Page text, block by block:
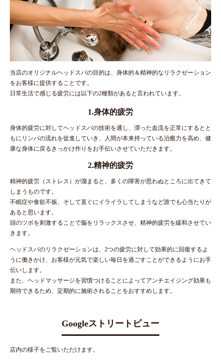
当店のオリジナルヘッドスパの目的は、身体的＆精神的なリラクゼーション
をお客様に提供することです。
日常生活で感じる疲労には以下の2種類があると言われています。
1.身体的疲労
身体的疲労に対してヘッドスパの技術を通し、滞った血流を正常にするとと
もにリンパの流れを促進していき、
人間が本来持っている治癒力を高め、健
康な身体に戻るきっかけ作りをお手伝いさせていただきます。
2.精神的疲労
精神的疲労（ストレス）が溜まると、多くの障害が思わぬところに出てきて
しまうものです。
不眠症や食欲不振、そして直ぐにイライラしてしまうなど誰でも心当たりが
あると思います。
頭のツボを刺激することで脳をリラックスさせ、精神的疲労を緩和させてい
きます。
ヘッドスパのリラクゼーションは、2つの疲労に対して効果的に回復するよ
うに働きかけ、お客様が元気で楽しい毎日を過ごすことができるようにお手
伝いします。
また、ヘッドマッサージを習慣つけることによってアンチエイジング効果も
期待できるため、定期的に施術されることをおすすめします。
Googleストリートビュー
店内の様子をご覧いただけます。